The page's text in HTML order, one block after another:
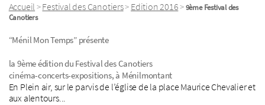
Accueil >Festival des Canotiers> Edition 2016>9ème Festival des
Canotiers
“Ménil Mon Temps” présente
la 9ème édition du Festival des Canotiers
cinéma-concerts-expositions, à Ménilmontant
En Plein air, sur le parvis de l’église de la place Maurice Chevalier et
aux alentours...